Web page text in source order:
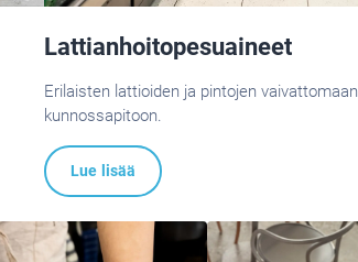
Lattianhoitopesuaineet
Erilaisten lattioiden ja pintojen vaivattomaan
kunnossapitoon.
Lue lisää